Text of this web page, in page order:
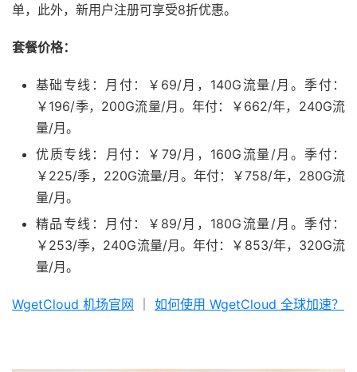
单，此外，新用户注册可享受8折优惠。
套餐价格：
基础专线：月付：￥69/月，140G流量/月。季付：
￥196/季，200G流量/月。年付：￥662/年，240G流
量/月。
优质专线：月付：￥79/月，160G流量/月。季付：
￥225/季，220G流量/月。年付：￥758/年，280G流
量/月。
精品专线：月付：￥89/月，180G流量/月。季付：
￥253/季，240G流量/月。年付：￥853/年，320G流
量/月。
WgetCloud 机场官网 如何使用 WgetCloud 全球加速？